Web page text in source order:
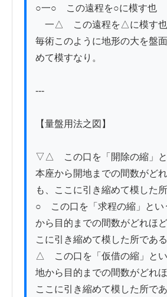
○一○　この遠程を○に模す也
一△　この遠程を△に模す也
毎術このように地形の大を盤
めて模すなり。
---
【量盤用法之図】
▽△　この口を「開除の縮」
本座から開地までの間数がど
も、ここに引き縮めて模した所
○　この口を「求程の縮」とい
から目的までの間数がどれほ
こに引き縮めて模した所である
△　この口を「仮借の縮」と
地から目的までの間数がどれほ
ここに引き縮めて模した所であ